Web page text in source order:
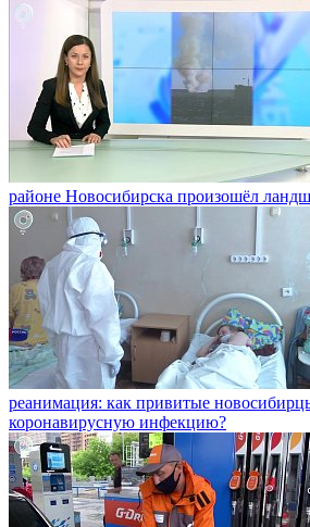
районе Новосибирска произошёл
реанимация: как привитые
коронавирусную инфекцию?